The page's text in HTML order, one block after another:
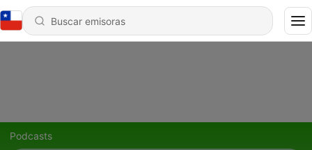
Podcasts